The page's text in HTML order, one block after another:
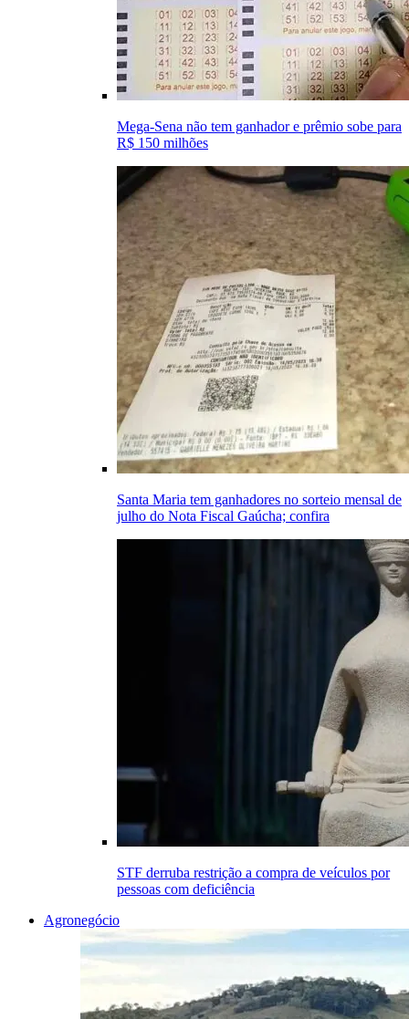
Mega-Sena não tem ganhador e prêmio sobe para
R$ 150 milhões
Santa Maria tem ganhadores no sorteio mensal de
julho do Nota Fiscal Gaúcha; confira
STF derruba restrição a compra de veículos por
pessoas com deficiência
Agronegócio